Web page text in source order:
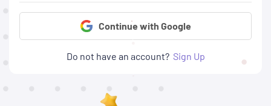
Continue with Google
Do not have an account? Sign Up